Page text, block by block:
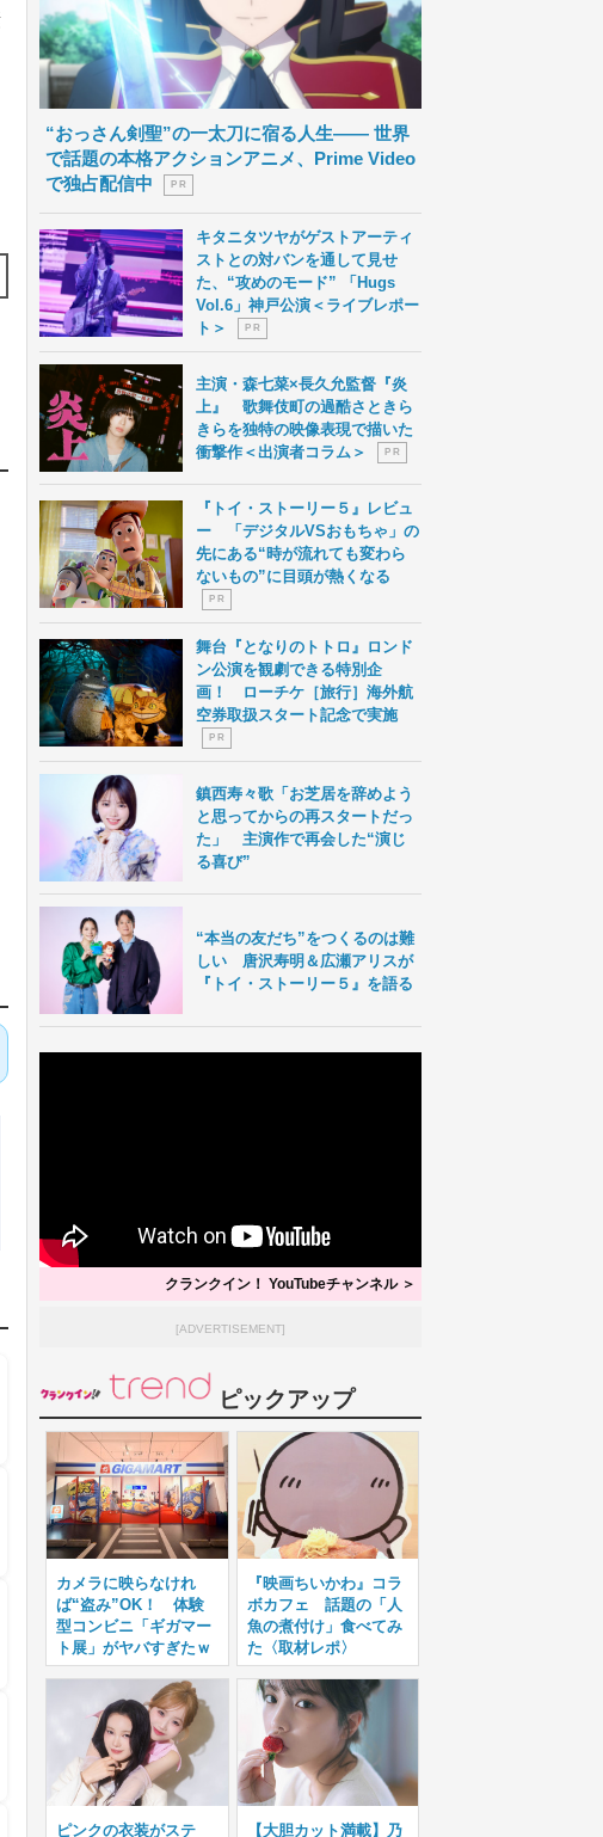
“おっさん剣聖”の一太刀に宿る人生―― 世界
で話題の本格アクションアニメ、Prime Video
で独占配信中
P R
キタニタツヤがゲストアーティ
ストとの対バンを通して見せ
た、“攻めのモード” 「Hugs
Vol.6」神戸公演＜ライブレポー
ト＞
P R
主演・森七菜×長久允監督『炎
上』 歌舞伎町の過酷さときら
きらを独特の映像表現で描いた
衝撃作＜出演者コラム＞
P R
『トイ・ストーリー５』レビュ
ー 「デジタルVSおもちゃ」の
先にある“時が流れても変わら
ないもの”に目頭が熱くなる
P R
舞台『となりのトトロ』ロンド
ン公演を観劇できる特別企
画！ ローチケ［旅行］海外航
空券取扱スタート記念で実施
P R
鎮西寿々歌「お芝居を辞めよう
と思ってからの再スタートだっ
た」 主演作で再会した“演じ
る喜び”
“本当の友だち”をつくるのは難
しい 唐沢寿明＆広瀬アリスが
『トイ・ストーリー５』を語る
クランクイン！ YouTubeチャンネル ＞
[ADVERTISEMENT]
ピックアップ
カメラに映らなけれ
ば“盗み”OK！ 体験
型コンビニ「ギガマー
ト展」がヤバすぎたｗ
『映画ちいかわ』コラ
ボカフェ 話題の「人
魚の煮付け」食べてみ
た〈取材レポ〉
ピンクの衣装がステ 【大胆カット満載】乃